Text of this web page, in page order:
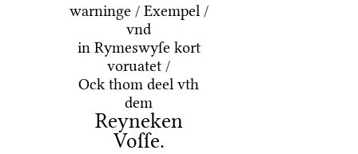
warninge / Exempel /
vnd
in Rymeswyſe kort
voruatet /
Ock thom deel vth
dem
Reyneken
Voſſe.